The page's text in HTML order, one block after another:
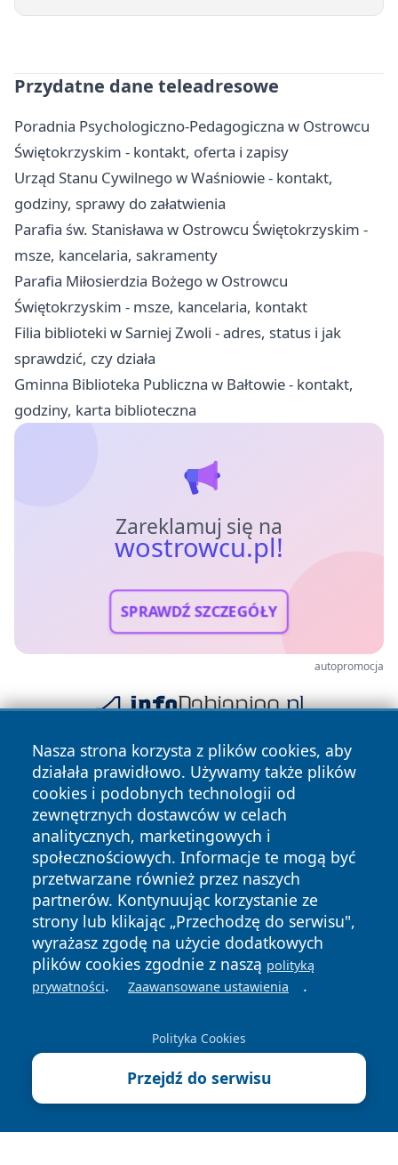
Przydatne dane teleadresowe
Poradnia Psychologiczno-Pedagogiczna w Ostrowcu
Świętokrzyskim - kontakt, oferta i zapisy
Urząd Stanu Cywilnego w Waśniowie - kontakt,
godziny, sprawy do załatwienia
Parafia św. Stanisława w Ostrowcu Świętokrzyskim -
msze, kancelaria, sakramenty
Parafia Miłosierdzia Bożego w Ostrowcu
Świętokrzyskim - msze, kancelaria, kontakt
Filia biblioteki w Sarniej Zwoli - adres, status i jak
sprawdzić, czy działa
Gminna Biblioteka Publiczna w Bałtowie - kontakt,
godziny, karta biblioteczna
Zareklamuj się na
wostrowcu.pl!
SPRAWDŹ SZCZEGÓŁY
autopromocja
Nasza strona korzysta z plików cookies, aby
działała prawidłowo. Używamy także plików
cookies i podobnych technologii od
zewnętrznych dostawców w celach
analitycznych, marketingowych i
społecznościowych. Informacje te mogą być
przetwarzane również przez naszych
partnerów. Kontynuując korzystanie ze
strony lub klikając „Przechodzę do serwisu",
wyrażasz zgodę na użycie dodatkowych
plików cookies zgodnie z naszą polityką
prywatności. Zaawansowane ustawienia .
Polityka Cookies
Przejdź do serwisu
Copyright © 2026 wostrowcu.pl Wszystkie prawa zastrzeżone.
News Autorzy
Polityka
Prywatności
Polityka
Cookies